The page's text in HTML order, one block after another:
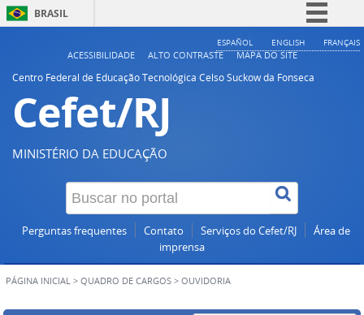
BRASIL
Simplifique!
ESPAÑOL ENGLISH FRANÇAIS
ACESSIBILIDADE ALTO CONTRASTE
MAPA DO SITE
Centro Federal de Educação Tecnológica Celso Suckow da Fonseca
Cefet/RJ
MINISTÉRIO DA EDUCAÇÃO
Perguntas frequentes Contato Serviços do Cefet/RJ
Área de
imprensa
PÁGINA INICIAL > QUADRO DE CARGOS > OUVIDORIA